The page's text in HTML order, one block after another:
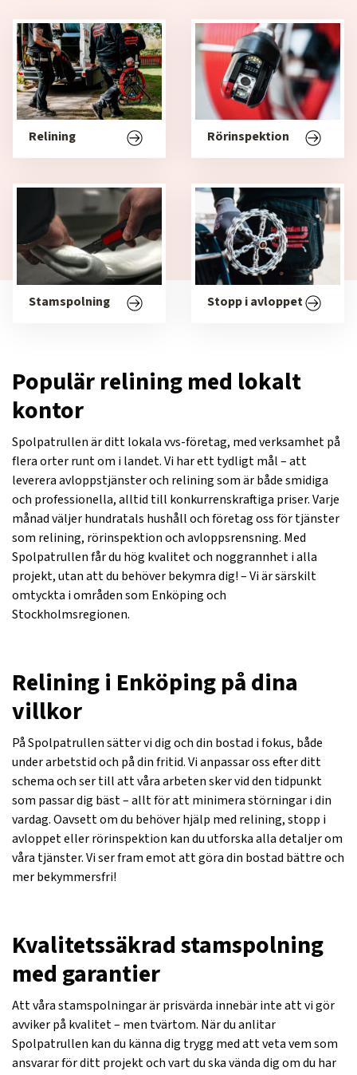
Relining Rörinspektion
Stamspolning Stopp i avloppet
Populär relining med lokalt
kontor
Spolpatrullen är ditt lokala vvs-företag, med verksamhet på
flera orter runt om i landet. Vi har ett tydligt mål – att
leverera avloppstjänster och relining som är både smidiga
och professionella, alltid till konkurrenskraftiga priser. Varje
månad väljer hundratals hushåll och företag oss för tjänster
som relining, rörinspektion och avloppsrensning. Med
Spolpatrullen får du hög kvalitet och noggrannhet i alla
projekt, utan att du behöver bekymra dig! – Vi är särskilt
omtyckta i områden som Enköping och
Stockholmsregionen.
Relining i Enköping på dina
villkor
På Spolpatrullen sätter vi dig och din bostad i fokus, både
under arbetstid och på din fritid. Vi anpassar oss efter ditt
schema och ser till att våra arbeten sker vid den tidpunkt
som passar dig bäst – allt för att minimera störningar i din
vardag. Oavsett om du behöver hjälp med relining, stopp i
avloppet eller rörinspektion kan du utforska alla detaljer om
våra tjänster. Vi ser fram emot att göra din bostad bättre och
mer bekymmersfri!
Kvalitetssäkrad stamspolning
med garantier
Att våra stamspolningar är prisvärda innebär inte att vi gör
avviker på kvalitet – men tvärtom. När du anlitar
Spolpatrullen kan du känna dig trygg med att veta vem som
ansvarar för ditt projekt och vart du ska vända dig om du har